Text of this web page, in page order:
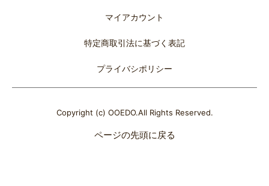
マイアカウント
特定商取引法に基づく表記
プライバシポリシー
Copyright (c) OOEDO.All Rights Reserved.
ページの先頭に戻る